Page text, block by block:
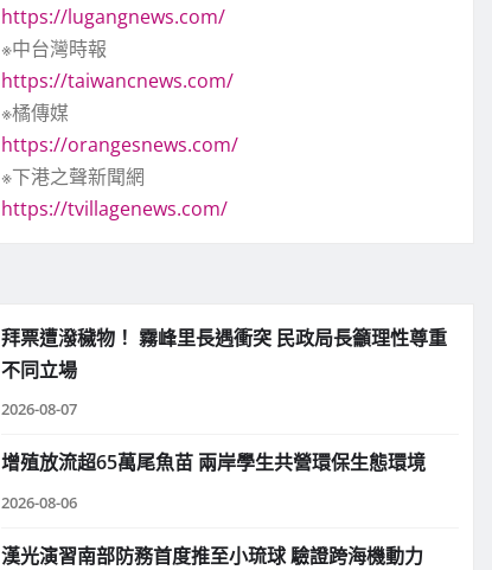
https://lugangnews.com/
※中台灣時報
https://taiwancnews.com/
※橘傳媒
https://orangesnews.com/
※下港之聲新聞網
https://tvillagenews.com/
拜票遭潑穢物！ 霧峰里長遇衝突 民政局長籲理性尊重
不同立場
2026-08-07
增殖放流超65萬尾魚苗 兩岸學生共營環保生態環境
2026-08-06
漢光演習南部防務首度推至小琉球 驗證跨海機動力